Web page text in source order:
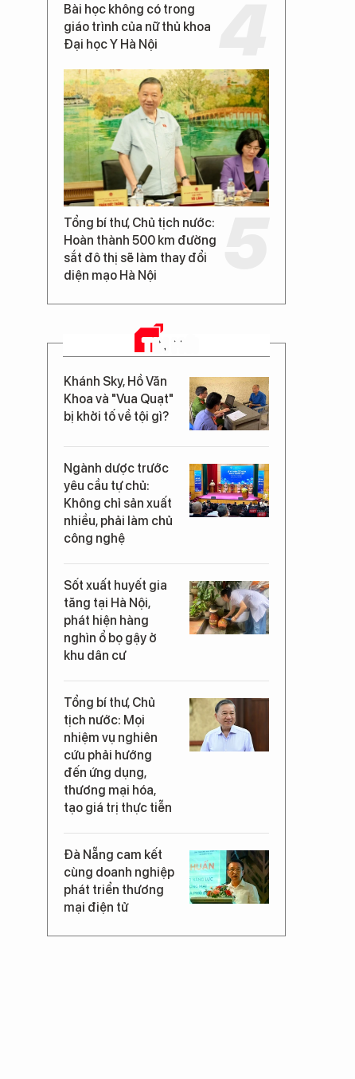
Bài học không có trong
giáo trình của nữ thủ khoa
Đại học Y Hà Nội
Tổng bí thư, Chủ tịch nước:
Hoàn thành 500 km đường
sắt đô thị sẽ làm thay đổi
diện mạo Hà Nội
TIN MỚI
Khánh Sky, Hồ Văn
Khoa và "Vua Quạt"
bị khởi tố về tội gì?
Ngành dược trước
yêu cầu tự chủ:
Không chỉ sản xuất
nhiều, phải làm chủ
công nghệ
Sốt xuất huyết gia
tăng tại Hà Nội,
phát hiện hàng
nghìn ổ bọ gậy ở
khu dân cư
Tổng bí thư, Chủ
tịch nước: Mọi
nhiệm vụ nghiên
cứu phải hướng
đến ứng dụng,
thương mại hóa,
tạo giá trị thực tiễn
Đà Nẵng cam kết
cùng doanh nghiệp
phát triển thương
mại điện tử